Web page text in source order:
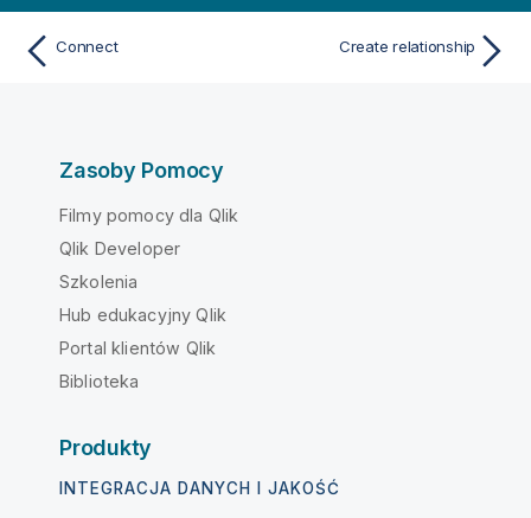
Connect Create relationship
Zasoby Pomocy
Filmy pomocy dla Qlik
Qlik Developer
Szkolenia
Hub edukacyjny Qlik
Portal klientów Qlik
Biblioteka
Produkty
INTEGRACJA DANYCH I JAKOŚĆ